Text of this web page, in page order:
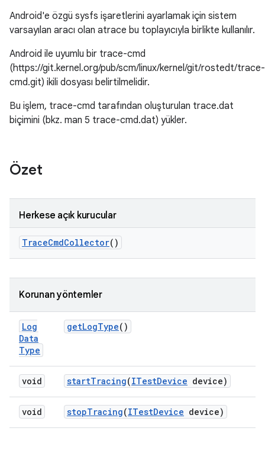
Android'e özgü sysfs işaretlerini ayarlamak için sistem
varsayılan aracı olan atrace bu toplayıcıyla birlikte kullanılır.
Android ile uyumlu bir trace-cmd
(https://git.kernel.org/pub/scm/linux/kernel/git/rostedt/trace-
cmd.git) ikili dosyası belirtilmelidir.
Bu işlem, trace-cmd tarafından oluşturulan trace.dat
biçimini (bkz. man 5 trace-cmd.dat) yükler.
Özet
Herkese açık kurucular
TraceCmdCollector()
Korunan yöntemler
Log
Data
Type
getLogType()
void startTracing(ITestDevice device)
void stopTracing(ITestDevice device)